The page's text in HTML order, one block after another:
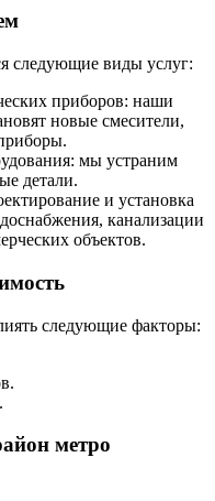
следующие виды услуг:
приборов: наши
новые смесители,
мы устраним
детали.
и установка
канализации
объектов.
следующие факторы:
метро